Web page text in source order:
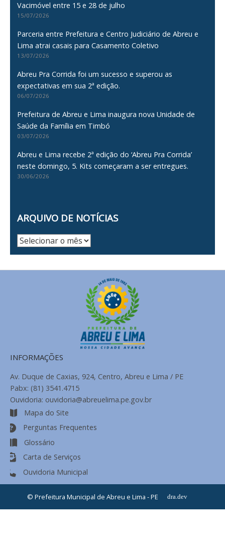
Vacimóvel entre 15 e 28 de julho
15/07/2026
Parceria entre Prefeitura e Centro Judiciário de Abreu e
Lima atrai casais para Casamento Coletivo
13/07/2026
Abreu Pra Corrida foi um sucesso e superou as
expectativas em sua 2ª edição.
06/07/2026
Prefeitura de Abreu e Lima inaugura nova Unidade de
Saúde da Família em Timbó
03/07/2026
Abreu e Lima recebe 2ª edição do ‘Abreu Pra Corrida’
neste domingo, 5. Kits começaram a ser entregues.
30/06/2026
ARQUIVO DE NOTÍCIAS
Arquivo
INFORMAÇÕES
Av. Duque de Caxias, 924, Centro, Abreu e Lima / PE
Pabx: (81) 3541.4715
Ouvidoria: ouvidoria@abreuelima.pe.gov.br
Mapa do Site
Perguntas Frequentes
Glossário
Carta de Serviços
Ouvidoria Municipal
© Prefeitura Municipal de Abreu e Lima - PE dra.dev